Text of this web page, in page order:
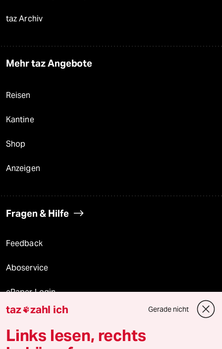
taz Archiv
Mehr taz Angebote
Reisen
Kantine
Shop
Anzeigen
Fragen & Hilfe
Feedback
Aboservice
ePaper Login
Downloads für Abonnierende
taz zahl ich Gerade nicht
Links lesen, rechts